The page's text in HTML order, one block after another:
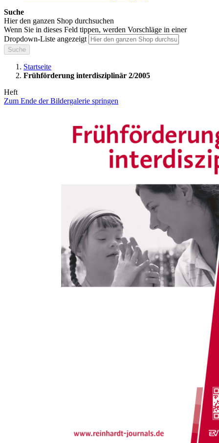
Suche
Hier den ganzen Shop durchsuchen
Wenn Sie in dieses Feld tippen, werden Vorschläge in einer
Dropdown-Liste angezeigt
Suche
Startseite
Frühförderung interdisziplinär 2/2005
Heft
Zum Ende der Bildergalerie springen
Frühförderung interdisziplinär